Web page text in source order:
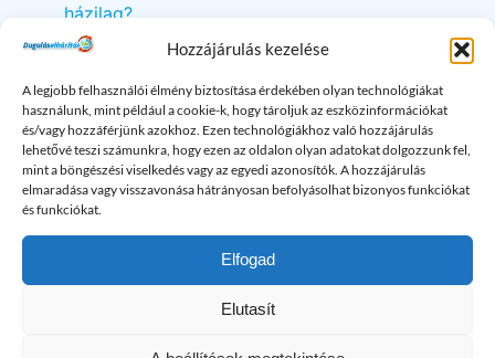
Hozzájárulás kezelése
A legjobb felhasználói élmény biztosítása érdekében olyan technológiákat
használunk, mint például a cookie-k, hogy tároljuk az eszközinformációkat
és/vagy hozzáférjünk azokhoz. Ezen technológiákhoz való hozzájárulás
lehetővé teszi számunkra, hogy ezen az oldalon olyan adatokat dolgozzunk fel,
mint a böngészési viselkedés vagy az egyedi azonosítók. A hozzájárulás
elmaradása vagy visszavonása hátrányosan befolyásolhat bizonyos funkciókat
és funkciókat.
Elfogad
Elutasít
házilag?
Miért jön vissza a víz a lefolyóból?
Miért jön fel a víz a padlóösszefolyón?
Miért folyik le lassan a víz a zuhanytálcából?